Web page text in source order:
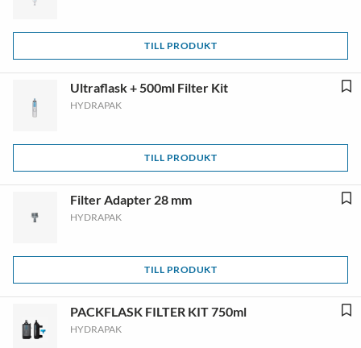
TILL PRODUKT
Ultraflask + 500ml Filter Kit
HYDRAPAK
TILL PRODUKT
Filter Adapter 28 mm
HYDRAPAK
TILL PRODUKT
PACKFLASK FILTER KIT 750ml
HYDRAPAK